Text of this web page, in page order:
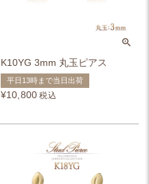
K10YG 3mm 丸玉ピアス
平日13時まで当日出荷
¥10,800 税込